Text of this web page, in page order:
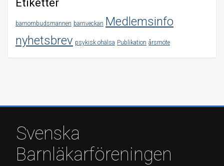
Etiketter
barnombudsmannen barnveckan Medlemsinfo
nyhetsbrev psykisk ohälsa Publikation årsmöte
Svenska
Barnläkarföreningen